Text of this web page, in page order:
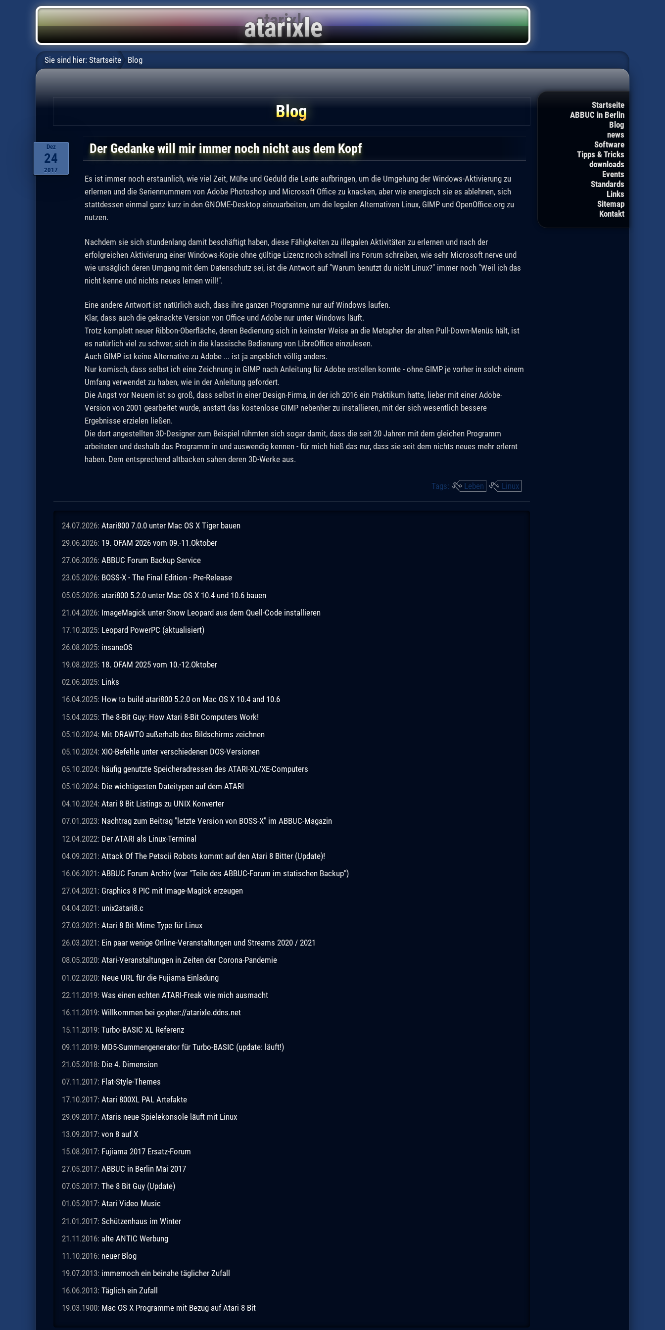
Startseite
ABBUC in Berlin
Blog
news
Software
Tipps & Tricks
downloads
Events
Standards
Links
Sitemap
Kontakt
Sie sind hier: Startseite Blog
Blog
Dez
24
2017
Der Gedanke will mir immer noch nicht aus dem Kopf
Es ist immer noch erstaunlich, wie viel Zeit, Mühe und Geduld die Leute aufbringen, um die Umgehung der Windows-Aktivierung zu
erlernen und die Seriennummern von Adobe Photoshop und Microsoft Office zu knacken, aber wie energisch sie es ablehnen, sich
stattdessen einmal ganz kurz in den GNOME-Desktop einzuarbeiten, um die legalen Alternativen Linux, GIMP und OpenOffice.org zu
nutzen.
Nachdem sie sich stundenlang damit beschäftigt haben, diese Fähigkeiten zu illegalen Aktivitäten zu erlernen und nach der
erfolgreichen Aktivierung einer Windows-Kopie ohne gültige Lizenz noch schnell ins Forum schreiben, wie sehr Microsoft nerve und
wie unsäglich deren Umgang mit dem Datenschutz sei, ist die Antwort auf "Warum benutzt du nicht Linux?" immer noch "Weil ich das
nicht kenne und nichts neues lernen will!".
Eine andere Antwort ist natürlich auch, dass ihre ganzen Programme nur auf Windows laufen.
Klar, dass auch die geknackte Version von Office und Adobe nur unter Windows läuft.
Trotz komplett neuer Ribbon-Oberfläche, deren Bedienung sich in keinster Weise an die Metapher der alten Pull-Down-Menüs hält, ist
es natürlich viel zu schwer, sich in die klassische Bedienung von LibreOffice einzulesen.
Auch GIMP ist keine Alternative zu Adobe ... ist ja angeblich völlig anders.
Nur komisch, dass selbst ich eine Zeichnung in GIMP nach Anleitung für Adobe erstellen konnte - ohne GIMP je vorher in solch einem
Umfang verwendet zu haben, wie in der Anleitung gefordert.
Die Angst vor Neuem ist so groß, dass selbst in einer Design-Firma, in der ich 2016 ein Praktikum hatte, lieber mit einer Adobe-
Version von 2001 gearbeitet wurde, anstatt das kostenlose GIMP nebenher zu installieren, mit der sich wesentlich bessere
Ergebnisse erzielen ließen.
Die dort angestellten 3D-Designer zum Beispiel rühmten sich sogar damit, dass die seit 20 Jahren mit dem gleichen Programm
arbeiteten und deshalb das Programm in und auswendig kennen - für mich hieß das nur, dass sie seit dem nichts neues mehr erlernt
haben. Dem entsprechend altbacken sahen deren 3D-Werke aus.
Tags: Leben Linux
24.07.2026: Atari800 7.0.0 unter Mac OS X Tiger bauen
29.06.2026: 19. OFAM 2026 vom 09.-11.Oktober
27.06.2026: ABBUC Forum Backup Service
23.05.2026: BOSS-X - The Final Edition - Pre-Release
05.05.2026: atari800 5.2.0 unter Mac OS X 10.4 und 10.6 bauen
21.04.2026: ImageMagick unter Snow Leopard aus dem Quell-Code installieren
17.10.2025: Leopard PowerPC (aktualisiert)
26.08.2025: insaneOS
19.08.2025: 18. OFAM 2025 vom 10.-12.Oktober
02.06.2025: Links
16.04.2025: How to build atari800 5.2.0 on Mac OS X 10.4 and 10.6
15.04.2025: The 8-Bit Guy: How Atari 8-Bit Computers Work!
05.10.2024: Mit DRAWTO außerhalb des Bildschirms zeichnen
05.10.2024: XIO-Befehle unter verschiedenen DOS-Versionen
05.10.2024: häufig genutzte Speicheradressen des ATARI-XL/XE-Computers
05.10.2024: Die wichtigesten Dateitypen auf dem ATARI
04.10.2024: Atari 8 Bit Listings zu UNIX Konverter
07.01.2023: Nachtrag zum Beitrag "letzte Version von BOSS-X" im ABBUC-Magazin
12.04.2022: Der ATARI als Linux-Terminal
04.09.2021: Attack Of The Petscii Robots kommt auf den Atari 8 Bitter (Update)!
16.06.2021: ABBUC Forum Archiv (war "Teile des ABBUC-Forum im statischen Backup")
27.04.2021: Graphics 8 PIC mit Image-Magick erzeugen
04.04.2021: unix2atari8.c
27.03.2021: Atari 8 Bit Mime Type für Linux
26.03.2021: Ein paar wenige Online-Veranstaltungen und Streams 2020 / 2021
08.05.2020: Atari-Veranstaltungen in Zeiten der Corona-Pandemie
01.02.2020: Neue URL für die Fujiama Einladung
22.11.2019: Was einen echten ATARI-Freak wie mich ausmacht
16.11.2019: Willkommen bei gopher://atarixle.ddns.net
15.11.2019: Turbo-BASIC XL Referenz
09.11.2019: MD5-Summengenerator für Turbo-BASIC (update: läuft!)
21.05.2018: Die 4. Dimension
07.11.2017: Flat-Style-Themes
17.10.2017: Atari 800XL PAL Artefakte
29.09.2017: Ataris neue Spielekonsole läuft mit Linux
13.09.2017: von 8 auf X
15.08.2017: Fujiama 2017 Ersatz-Forum
27.05.2017: ABBUC in Berlin Mai 2017
07.05.2017: The 8 Bit Guy (Update)
01.05.2017: Atari Video Music
21.01.2017: Schützenhaus im Winter
21.11.2016: alte ANTIC Werbung
11.10.2016: neuer Blog
19.07.2013: immernoch ein beinahe täglicher Zufall
16.06.2013: Täglich ein Zufall
19.03.1900: Mac OS X Programme mit Bezug auf Atari 8 Bit